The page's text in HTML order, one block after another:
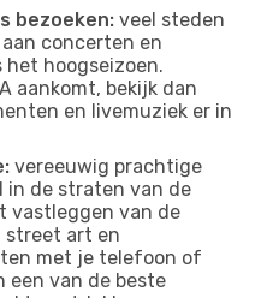
bezoeken: veel steden
concerten en
hoogseizoen.
aankomt, bekijk dan
en livemuziek er in
vereeuwig prachtige
in de straten van de
vastleggen van de
art en
met je telefoon of
een van de beste